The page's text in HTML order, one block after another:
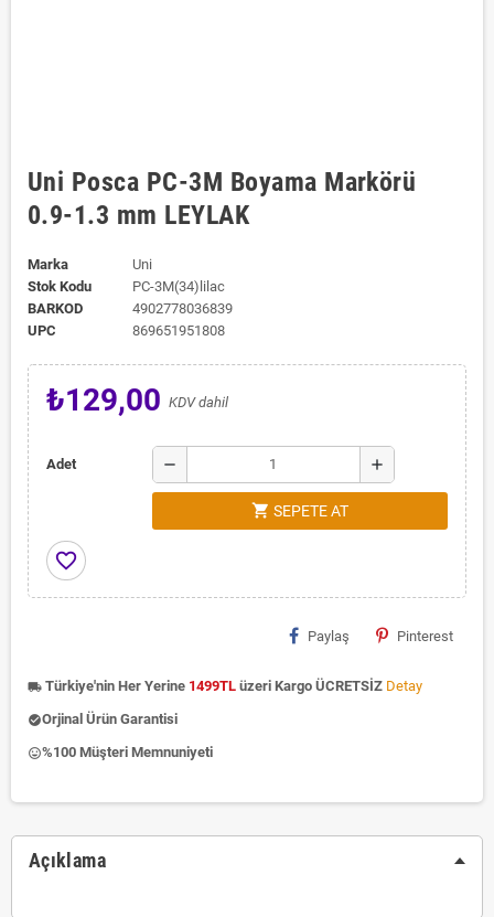
Uni Posca PC-3M Boyama Markörü
0.9-1.3 mm LEYLAK
Marka
Uni
Stok Kodu
PC-3M(34)lilac
BARKOD
4902778036839
UPC
869651951808
₺129,00 KDV dahil
Adet remove add
shopping_cart SEPETE AT
favorite_border
Paylaş Pinterest
local_shipping Türkiye'nin Her Yerine 1499TL üzeri Kargo ÜCRETSİZ Detay
check_circleOrjinal Ürün Garantisi
insert_emoticon%100 Müşteri Memnuniyeti
Açıklama